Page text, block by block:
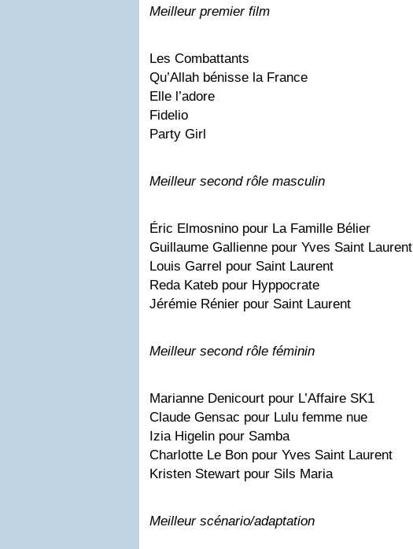
Meilleur premier film
Les Combattants
Qu’Allah bénisse la France
Elle l’adore
Fidelio
Party Girl
Meilleur second rôle masculin
Éric Elmosnino pour La Famille Bélier
Guillaume Gallienne pour Yves Saint Laurent
Louis Garrel pour Saint Laurent
Reda Kateb pour Hyppocrate
Jérémie Rénier pour Saint Laurent
Meilleur second rôle féminin
Marianne Denicourt pour L’Affaire SK1
Claude Gensac pour Lulu femme nue
Izia Higelin pour Samba
Charlotte Le Bon pour Yves Saint Laurent
Kristen Stewart pour Sils Maria
Meilleur scénario/adaptation